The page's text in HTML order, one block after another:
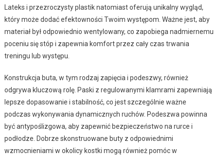
Lateks i przezroczysty plastik natomiast oferują unikalny wygląd,
który może dodać efektowności Twoim występom. Ważne jest, aby
materiał był odpowiednio wentylowany, co zapobiega nadmiernemu
poceniu się stóp i zapewnia komfort przez cały czas trwania
treningu lub występu.
Konstrukcja buta, w tym rodzaj zapięcia i podeszwy, również
odgrywa kluczową rolę. Paski z regulowanymi klamrami zapewniają
lepsze dopasowanie i stabilność, co jest szczególnie ważne
podczas wykonywania dynamicznych ruchów. Podeszwa powinna
być antypoślizgowa, aby zapewnić bezpieczeństwo na rurce i
podłodze. Dobrze skonstruowane buty z odpowiednimi
wzmocnieniami w okolicy kostki mogą również pomóc w